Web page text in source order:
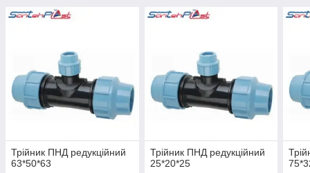
Трійник ПНД редукційний
63*50*63
Трійник ПНД редукційний
25*20*25